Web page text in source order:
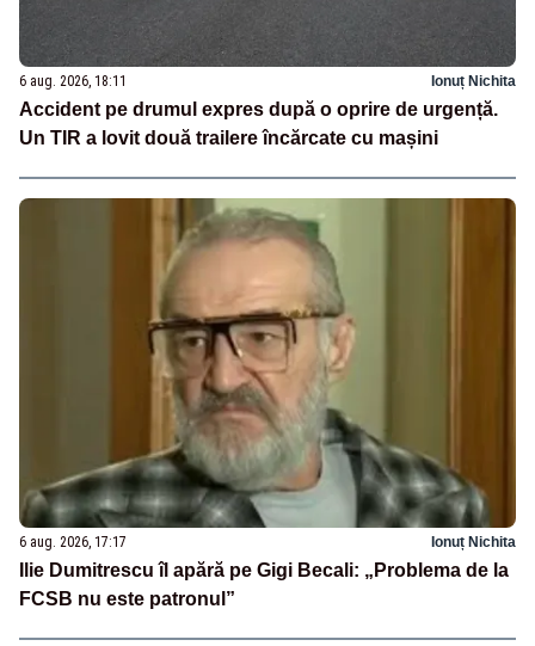
6 aug. 2026, 18:11 Ionuț Nichita
Accident pe drumul expres după o oprire de urgență.
Un TIR a lovit două trailere încărcate cu mașini
6 aug. 2026, 17:17 Ionuț Nichita
Ilie Dumitrescu îl apără pe Gigi Becali: „Problema de la
FCSB nu este patronul”